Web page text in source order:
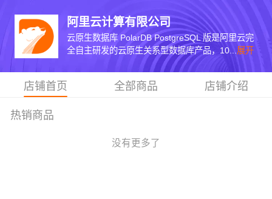
阿里云计算有限公司
云原生数据库 PolarDB PostgreSQL 版是阿里云完
全自主研发的云原生关系型数据库产品，10... 展开
店铺首页 全部商品 店铺介绍
热销商品
没有更多了